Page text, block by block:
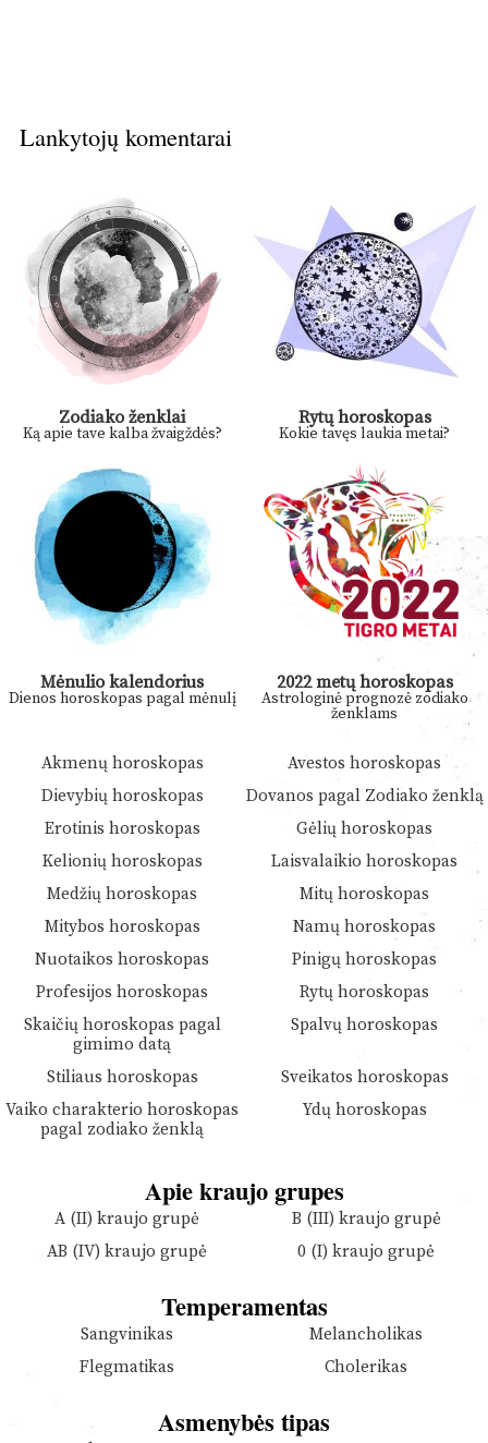
Lankytojų komentarai
Zodiako ženklai
Ką apie tave kalba žvaigždės?
Rytų horoskopas
Kokie tavęs laukia metai?
Mėnulio kalendorius
Dienos horoskopas pagal mėnulį
2022 metų horoskopas
Astrologinė prognozė zodiako
ženklams
Akmenų horoskopas
Avestos horoskopas
Dievybių horoskopas
Dovanos pagal Zodiako ženklą
Erotinis horoskopas
Gėlių horoskopas
Kelionių horoskopas
Laisvalaikio horoskopas
Medžių horoskopas
Mitų horoskopas
Mitybos horoskopas
Namų horoskopas
Nuotaikos horoskopas
Pinigų horoskopas
Profesijos horoskopas
Rytų horoskopas
Skaičių horoskopas pagal
gimimo datą
Spalvų horoskopas
Stiliaus horoskopas
Sveikatos horoskopas
Vaiko charakterio horoskopas
pagal zodiako ženklą
Ydų horoskopas
Apie kraujo grupes
A (II) kraujo grupė
B (III) kraujo grupė
AB (IV) kraujo grupė
0 (I) kraujo grupė
Temperamentas
Sangvinikas
Melancholikas
Flegmatikas
Cholerikas
Asmenybės tipas